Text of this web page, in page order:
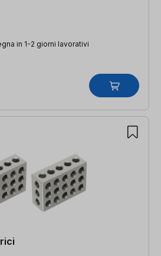
in 1-2 giorni lavorativi